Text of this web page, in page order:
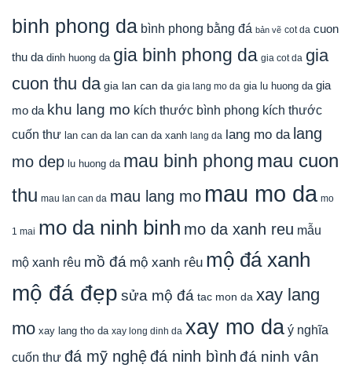
binh phong da bình phong bằng đá bản vẽ cot da cuon
thu da dinh huong da gia binh phong da gia cot da gia
cuon thu da gia lan can da gia lang mo da gia lu huong da gia
mo da khu lang mo kích thước bình phong kích thước
cuốn thư lan can da lan can da xanh lang da lang mo da lang
mo dep lu huong da mau binh phong mau cuon
thu mau lan can da mau lang mo mau mo da mo
1 mai mo da ninh binh mo da xanh reu mẫu
mộ xanh rêu mồ đá mộ xanh rêu mộ đá xanh
mộ đá đẹp sửa mộ đá tac mon da xay lang
mo xay lang tho da xay long dinh da xay mo da ý nghĩa
cuốn thư đá mỹ nghệđá ninh bình đá ninh vân